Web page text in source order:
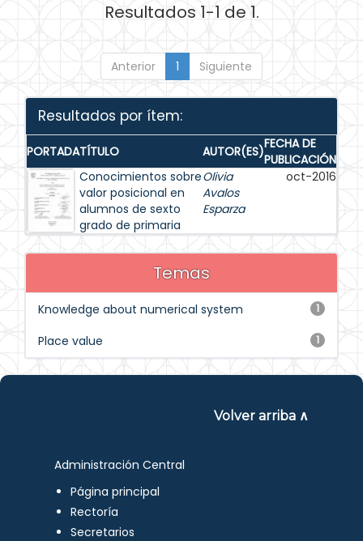
Resultados 1-1 de 1.
Anterior 1 Siguiente
Resultados por ítem:
PORTADATÍTULO AUTOR(ES)FECHA DE
PUBLICACIÓN
Conocimientos sobre
valor posicional en
alumnos de sexto
grado de primaria
Olivia
Avalos
Esparza
oct-2016
Temas
1
Knowledge about numerical system
1
Place value
Volver arriba ∧
Administración Central
Página principal
Rectoría
Secretarios